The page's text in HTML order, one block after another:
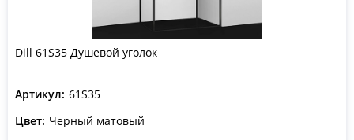
Dill 61S35 Душевой уголок
Артикул: 61S35
Цвет: Черный матовый